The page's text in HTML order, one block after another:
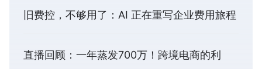
旧费控，不够用了：AI 正在重写企业费用旅程
直播回顾：一年蒸发700万！跨境电商的利